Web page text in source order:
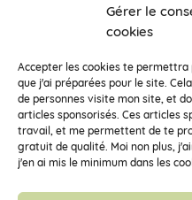
Gérer le
cookies
Accepter les cookies te permettra
que j'ai préparées pour le site.
de personnes visite mon site, et
articles sponsorisés. Ces articles
travail, et me permettent de te
gratuit de qualité. Moi non plus,
j'en ai mis le minimum dans les
Clémentine sur 01/
Oui, c’est une bien
petronille sur 31/05/
Bonjour,
Pour le tissus
imperméable (j’ai